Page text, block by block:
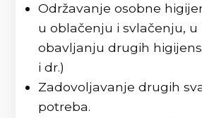
Održavanje osobne
u oblačenju i svlačenju,
obavljanju drugih
i dr.)
Zadovoljavanje drugih
potreba.